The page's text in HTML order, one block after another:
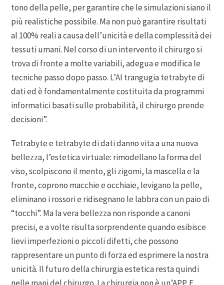
tono della pelle, per garantire che le simulazioni siano il
più realistiche possibile. Ma non può garantire risultati
al 100% reali a causa dell’unicità e della complessità dei
tessuti umani. Nel corso di un intervento il chirurgo si
trova di fronte a molte variabili, adegua e modifica le
tecniche passo dopo passo. L’AI trangugia tetrabyte di
dati ed è fondamentalmente costituita da programmi
informatici basati sulle probabilità, il chirurgo prende
decisioni”.
Tetrabyte e tetrabyte di dati danno vita a una nuova
bellezza, l’estetica virtuale: rimodellano la forma del
viso, scolpiscono il mento, gli zigomi, la mascella e la
fronte, coprono macchie e occhiaie, levigano la pelle,
eliminano i rossori e ridisegnano le labbra con un paio di
“tocchi”. Ma la vera bellezza non risponde a canoni
precisi, e a volte risulta sorprendente quando esibisce
lievi imperfezioni o piccoli difetti, che possono
rappresentare un punto di forza ed esprimere la nostra
unicità. Il futuro della chirurgia estetica resta quindi